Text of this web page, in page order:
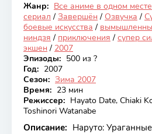
Закончен
Жанр: Все аниме в одном
сериал / Завершён / Озвучка /
боевые искусства /
ниндзя / приключения / супер
экшен / 2007
Эпизоды: 500 из ?
Год: 2007
Сезон: Зима 2007
Время: 23 мин
Режиссер: Hayato Date, Chiaki
Toshinori Watanabe
Описание: Наруто: